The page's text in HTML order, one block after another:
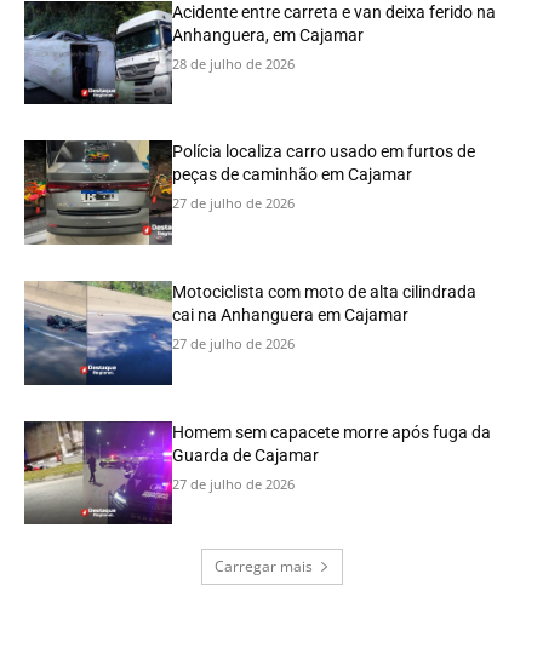
Acidente entre carreta e van deixa ferido na
Anhanguera, em Cajamar
28 de julho de 2026
Polícia localiza carro usado em furtos de
peças de caminhão em Cajamar
27 de julho de 2026
Motociclista com moto de alta cilindrada
cai na Anhanguera em Cajamar
27 de julho de 2026
Homem sem capacete morre após fuga da
Guarda de Cajamar
27 de julho de 2026
Carregar mais